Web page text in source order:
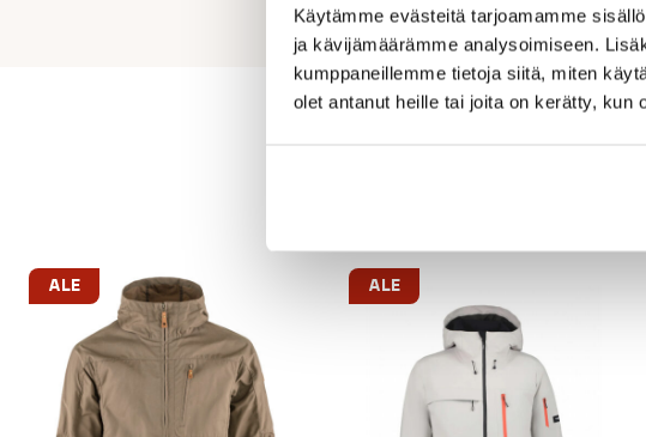
Käytämme evästeitä tarjoamamme
ja kävijämäärämme analysoimiseen.
kumppaneillemme tietoja siitä, miten
olet antanut heille tai joita on kerätty, kun
ALE ALE